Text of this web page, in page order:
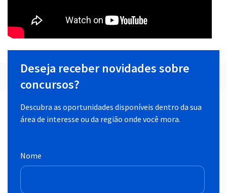
Deseja receber novidades sobre
concursos?
Descubra as oportunidades disponíveis dentro da sua
área de interesse ou da região onde você mora.
Nome